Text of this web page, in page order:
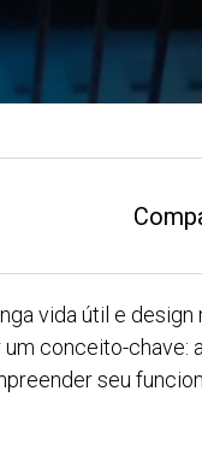
vida útil e design
conceito-chave: a
seu